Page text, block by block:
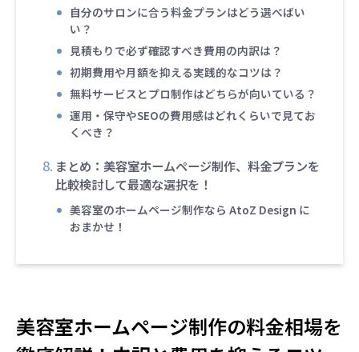
自分のサロンに合う料金プランはどう選べばい
い？
見積もりで必ず確認すべき費用の内訳は？
初期費用や月額を抑える実践的なコツは？
無料サービスとプロ制作はどちらが向いている？
運用・保守やSEOの費用感はどれくらいで見てお
くべき？
まとめ：美容室ホームページ制作、料金プランを
比較検討して最適な選択を！
美容室のホームページ制作なら AtoZ Design に
おまかせ！
美容室ホームページ制作の料金相場を